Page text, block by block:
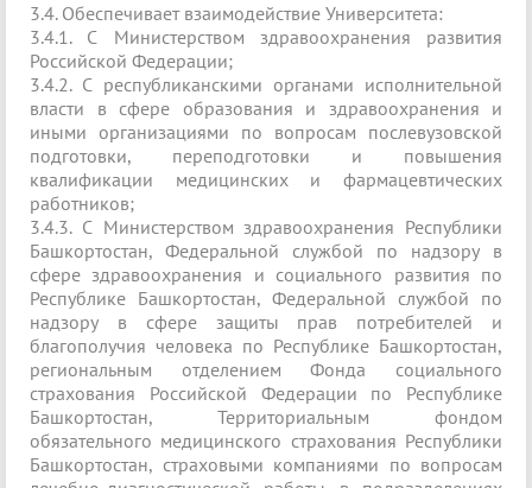
3.4. Обеспечивает взаимодействие Университета:
3.4.1. С Министерством здравоохранения развития
Российской Федерации;
3.4.2. С республиканскими органами исполнительной
власти в сфере образования и здравоохранения и
иными организациями по вопросам послевузовской
подготовки, переподготовки и повышения
квалификации медицинских и фармацевтических
работников;
3.4.3. С Министерством здравоохранения Республики
Башкортостан, Федеральной службой по надзору в
сфере здравоохранения и социального развития по
Республике Башкортостан, Федеральной службой по
надзору в сфере защиты прав потребителей и
благополучия человека по Республике Башкортостан,
региональным отделением Фонда социального
страхования Российской Федерации по Республике
Башкортостан, Территориальным фондом
обязательного медицинского страхования Республики
Башкортостан, страховыми компаниями по вопросам